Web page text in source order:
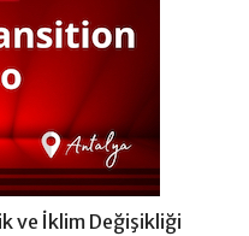
ve İklim Değişikliği